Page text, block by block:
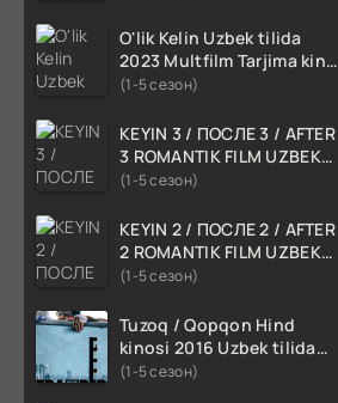
O'lik Kelin Uzbek tilida
2023 Multfilm Tarjima kino
skachat
(1-5 сезон)
KEYIN 3 / ПОСЛЕ 3 / AFTER
3 ROMANTIK FILM UZBEK
TILIDA 2021 TARJIMA FILM
(1-5 сезон)
KEYIN 2 / ПОСЛЕ 2 / AFTER
2 ROMANTIK FILM UZBEK
TILIDA 2020 TARJIMA FILM
(1-5 сезон)
Tuzoq / Qopqon Hind
kinosi 2016 Uzbek tilida
tarjima film HD
(1-5 сезон)